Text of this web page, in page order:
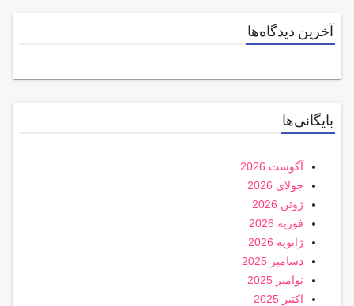
آخرین دیدگاه‌ها
بایگانی‌ها
آگوست 2026
جولای 2026
ژوئن 2026
فوریه 2026
ژانویه 2026
دسامبر 2025
نوامبر 2025
اکتبر 2025